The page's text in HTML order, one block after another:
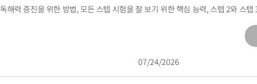
독해력 증진을 위한 방법, 모든 스텝 시험을 잘 보기 위한 핵심 능력, 스텝 2와 스텝
07/24/2026